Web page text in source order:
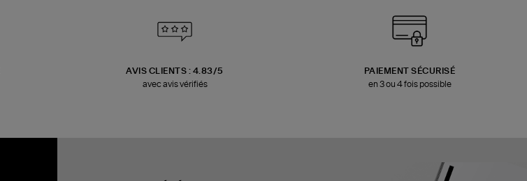
AVIS CLIENTS : 4.83/5
avec avis vérifiés
PAIEMENT SÉCURISÉ
en 3 ou 4 fois possible